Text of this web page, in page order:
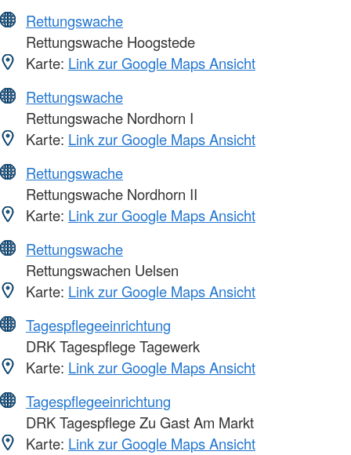
Rettungswache
Rettungswache Hoogstede
Karte: Link zur Google Maps Ansicht
Rettungswache
Rettungswache Nordhorn I
Karte: Link zur Google Maps Ansicht
Rettungswache
Rettungswache Nordhorn II
Karte: Link zur Google Maps Ansicht
Rettungswache
Rettungswachen Uelsen
Karte: Link zur Google Maps Ansicht
Tagespflegeeinrichtung
DRK Tagespflege Tagewerk
Karte: Link zur Google Maps Ansicht
Tagespflegeeinrichtung
DRK Tagespflege Zu Gast Am Markt
Karte: Link zur Google Maps Ansicht